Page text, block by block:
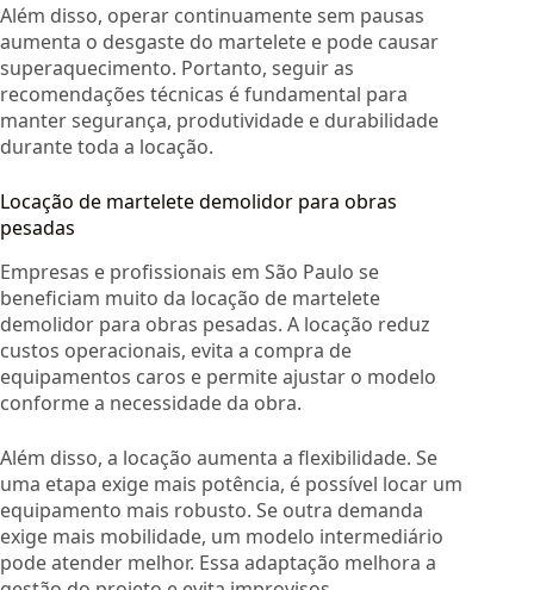
Além disso, operar continuamente sem pausas
aumenta o desgaste do martelete e pode causar
superaquecimento. Portanto, seguir as
recomendações técnicas é fundamental para
manter segurança, produtividade e durabilidade
durante toda a locação.
Locação de martelete demolidor para obras
pesadas
Empresas e profissionais em São Paulo se
beneficiam muito da locação de martelete
demolidor para obras pesadas. A locação reduz
custos operacionais, evita a compra de
equipamentos caros e permite ajustar o modelo
conforme a necessidade da obra.
Além disso, a locação aumenta a flexibilidade. Se
uma etapa exige mais potência, é possível locar um
equipamento mais robusto. Se outra demanda
exige mais mobilidade, um modelo intermediário
pode atender melhor. Essa adaptação melhora a